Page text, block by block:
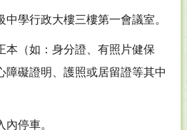
學行政大樓三樓第一會議室。
本（如：身分證、有照片健保
障礙證明、護照或居留證等其中
停車。